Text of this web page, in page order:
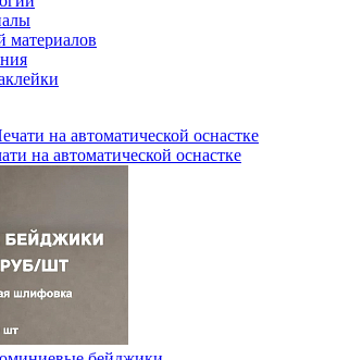
материалов
на автоматической оснастке